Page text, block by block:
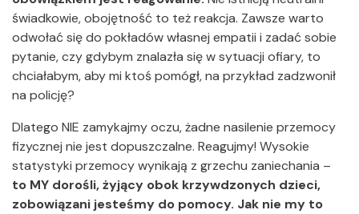
świadkowie, obojętność to też reakcja. Zawsze warto
odwołać się do pokładów własnej empatii i zadać sobie
pytanie, czy gdybym znalazła się w sytuacji ofiary, to
chciałabym, aby mi ktoś pomógł, na przykład zadzwonił
na policję?
Dlatego NIE zamykajmy oczu, żadne nasilenie przemocy
fizycznej nie jest dopuszczalne. Reagujmy! Wysokie
statystyki przemocy wynikają z grzechu zaniechania –
to MY dorośli, żyjący obok krzywdzonych dzieci,
zobowiązani jesteśmy do pomocy. Jak nie my to